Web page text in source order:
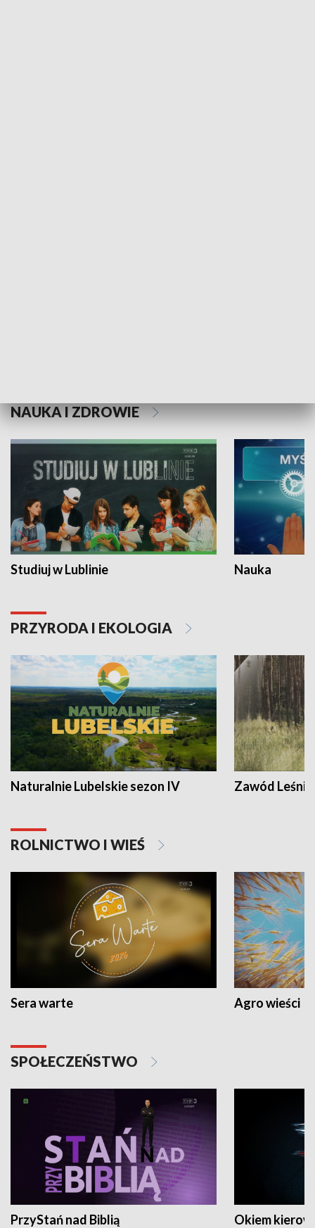
NAUKA I ZDROWIE
Studiuj w Lublinie Nauka
PRZYRODA I EKOLOGIA
Naturalnie Lubelskie sezon IV Zawód Leśnik
ROLNICTWO I WIEŚ
Sera warte Agro wieści
SPOŁECZEŃSTWO
PrzyStań nad Biblią Okiem